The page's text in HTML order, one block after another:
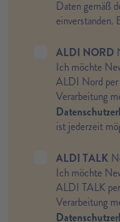
Daten gemäß
einverstanden.
ALDI NORD
Ich möchte
ALDI Nord per
Verarbeitung
ist jederzeit
ALDI TALK
Ich möchte
ALDI TALK
Verarbeitung